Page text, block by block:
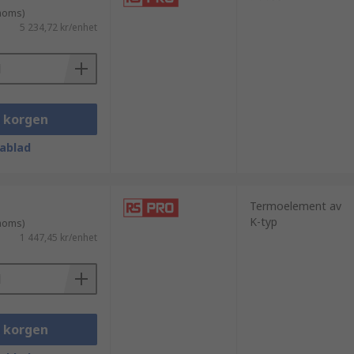
nästa dag.
5 234,72 kr/enhet
korgen
1 447,45 kr/enhet
korgen
Termoelement av
K-typ